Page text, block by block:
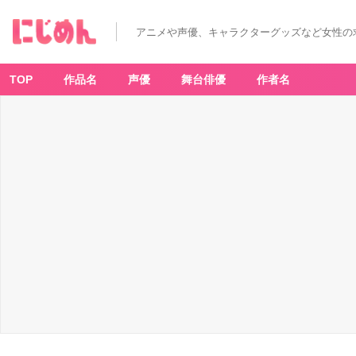
アニメや声優、キャラクターグッズなど女性
TOP 作品名 声優 舞台俳優 作者名